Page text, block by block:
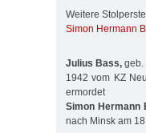
Weitere
Simon Hermann
Julius Bass, geb.
1942 vom KZ
ermordet
Simon Hermann
nach Minsk am